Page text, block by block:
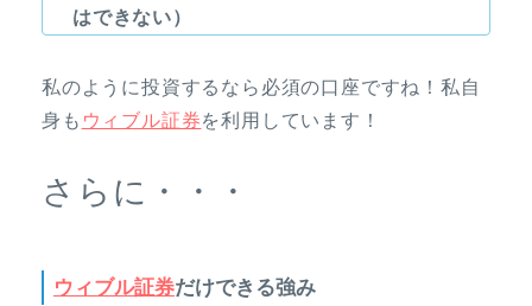
はできない）
私のように投資するなら必須の口座ですね！私自
身も ウィブル証券を利用しています！
さらに・・・
ウィブル証券だけできる強み